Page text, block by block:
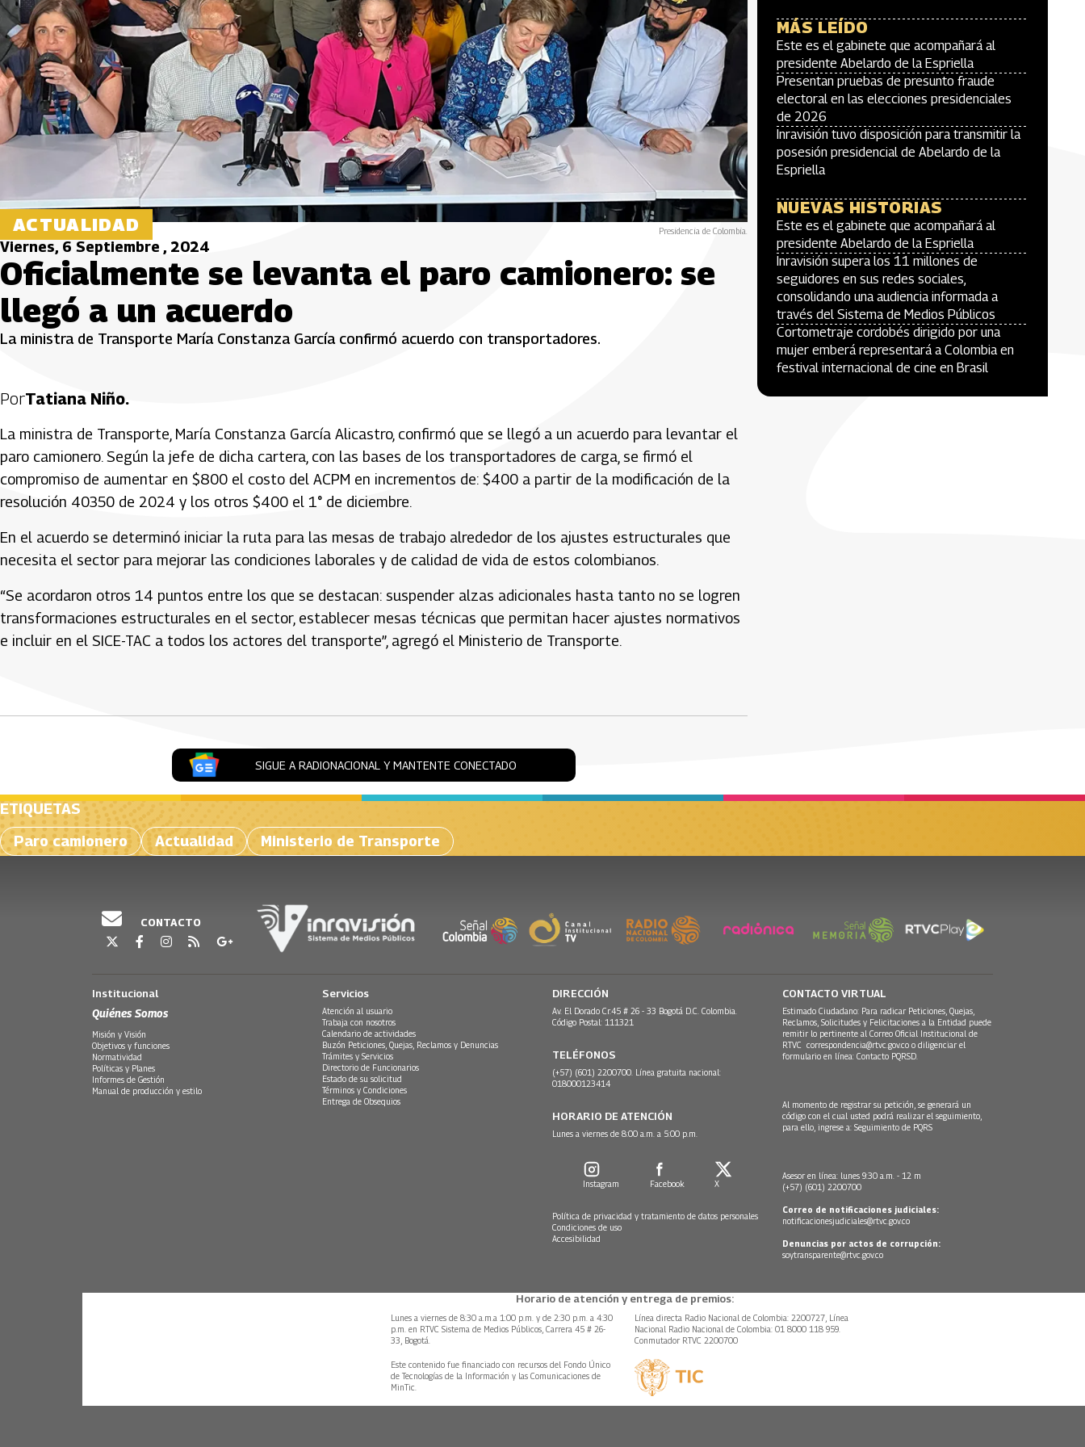
ACTUALIDAD Presidencia de Colombia.
Viernes, 6 Septiembre , 2024
Oficialmente se levanta el paro camionero: se
llegó a un acuerdo
La ministra de Transporte María Constanza García confirmó acuerdo con transportadores.
PorTatiana Niño.
La ministra de Transporte, María Constanza García Alicastro, confirmó que se llegó a un acuerdo para levantar el
paro camionero. Según la jefe de dicha cartera, con las bases de los transportadores de carga, se firmó el
compromiso de aumentar en $800 el costo del ACPM en incrementos de: $400 a partir de la modificación de la
resolución 40350 de 2024 y los otros $400 el 1° de diciembre.
En el acuerdo se determinó iniciar la ruta para las mesas de trabajo alrededor de los ajustes estructurales que
necesita el sector para mejorar las condiciones laborales y de calidad de vida de estos colombianos.
“Se acordaron otros 14 puntos entre los que se destacan: suspender alzas adicionales hasta tanto no se logren
transformaciones estructurales en el sector, establecer mesas técnicas que permitan hacer ajustes normativos
e incluir en el SICE-TAC a todos los actores del transporte”, agregó el Ministerio de Transporte.
SIGUE A RADIONACIONAL Y MANTENTE CONECTADO
MÁS LEÍDO
Este es el gabinete que acompañará al
presidente Abelardo de la Espriella
Presentan pruebas de presunto fraude
electoral en las elecciones presidenciales
de 2026
Inravisión tuvo disposición para transmitir la
posesión presidencial de Abelardo de la
Espriella
NUEVAS HISTORIAS
Este es el gabinete que acompañará al
presidente Abelardo de la Espriella
Inravisión supera los 11 millones de
seguidores en sus redes sociales,
consolidando una audiencia informada a
través del Sistema de Medios Públicos
Cortometraje cordobés dirigido por una
mujer emberá representará a Colombia en
festival internacional de cine en Brasil
ETIQUETAS
Paro camionero
Actualidad Ministerio de Transporte
CONTACTO
Institucional
Quiénes Somos
Misión y Visión
Objetivos y funciones
Normatividad
Políticas y Planes
Informes de Gestión
Manual de producción y estilo
Servicios
Atención al usuario
Trabaja con nosotros
Calendario de actividades
Buzón Peticiones, Quejas, Reclamos y Denuncias
Trámites y Servicios
Directorio de Funcionarios
Estado de su solicitud
Términos y Condiciones
Entrega de Obsequios
DIRECCIÓN
Av. El Dorado Cr.45 # 26 - 33 Bogotá D.C. Colombia.
Código Postal: 111321
TELÉFONOS
(+57) (601) 2200700. Línea gratuita nacional:
018000123414
HORARIO DE ATENCIÓN
Lunes a viernes de 8:00 a.m. a 5:00 p.m.
Instagram Facebook X
Política de privacidad y tratamiento de datos personales
Condiciones de uso
Accesibilidad
CONTACTO VIRTUAL
Estimado Ciudadano: Para radicar Peticiones, Quejas,
Reclamos, Solicitudes y Felicitaciones a la Entidad puede
remitir lo pertinente al Correo Oficial Institucional de
RTVC correspondencia@rtvc.gov.co o diligenciar el
formulario en línea: Contacto PQRSD.
Al momento de registrar su petición, se generará un
código con el cual usted podrá realizar el seguimiento,
para ello, ingrese a: Seguimiento de PQRS
Asesor en línea: lunes 9:30 a.m. - 12 m
(+57) (601) 2200700
Correo de notificaciones judiciales:
notificacionesjudiciales@rtvc.gov.co
Denuncias por actos de corrupción:
soytransparente@rtvc.gov.co
Horario de atención y entrega de premios:
Lunes a viernes de 8:30 a.m.a 1:00 p.m. y de 2:30 p.m. a 4:30
p.m. en RTVC Sistema de Medios Públicos, Carrera 45 # 26-
33, Bogotá.
Línea directa Radio Nacional de Colombia: 2200727, Línea
Nacional Radio Nacional de Colombia: 01 8000 118 959.
Conmutador RTVC 2200700
Este contenido fue financiado con recursos del Fondo Único
de Tecnologías de la Información y las Comunicaciones de
MinTic.